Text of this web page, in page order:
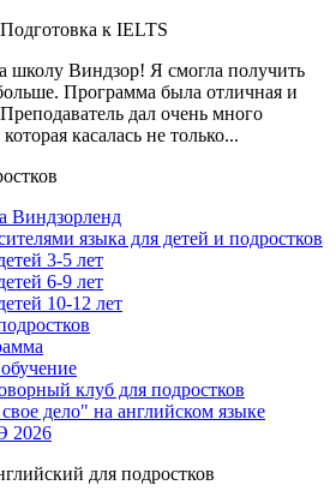
Подготовка к IELTS
школу Виндзор! Я смогла получить
Программа была отличная и
дал очень много
касалась не только...
Виндзорленд
языка для детей и подростков
3-5 лет
6-9 лет
10-12 лет
клуб для подростков
дело" на английском языке
2026
для подростков